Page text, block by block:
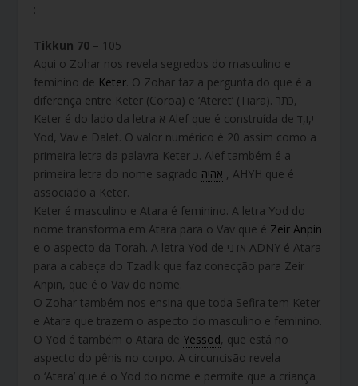
:
Tikkun 70 – 105
Aqui o Zohar nos revela segredos do masculino e
feminino de Keter. O Zohar faz a pergunta do que é a
diferença entre Keter (Coroa) e ‘Ateret’ (Tiara). כתר,
Keter é do lado da letra א Alef que é construída de י,ו,ד
Yod, Vav e Dalet. O valor numérico é 20 assim como a
primeira letra da palavra Keter כ. Alef também é a
primeira letra do nome sagrado אהיה , AHYH que é
associado a Keter.
Keter é masculino e Atara é feminino. A letra Yod do
nome transforma em Atara para o Vav que é Zeir Anpin
e o aspecto da Torah. A letra Yod de אדני ADNY é Atara
para a cabeça do Tzadik que faz conecção para Zeir
Anpin, que é o Vav do nome.
O Zohar também nos ensina que toda Sefira tem Keter
e Atara que trazem o aspecto do masculino e feminino.
O Yod é também o Atara de Yessod, que está no
aspecto do pênis no corpo. A circuncisão revela
o ‘Atara’ que é o Yod do nome e permite que a criança